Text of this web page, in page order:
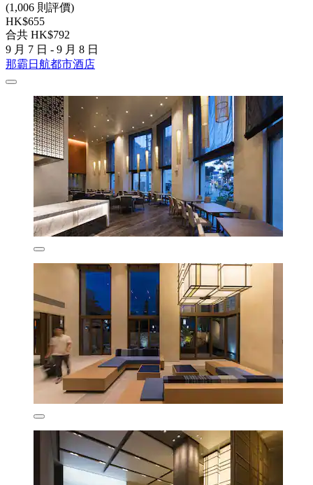
(1,006 則評價)
HK$655
合共 HK$792
9 月 7 日 - 9 月 8 日
那霸日航都市酒店